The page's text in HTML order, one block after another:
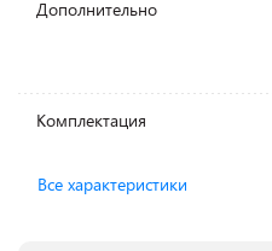
Дополнительно
Комплектация
Все характеристики